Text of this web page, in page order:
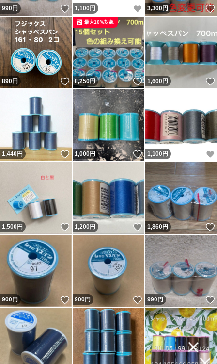
990円 いいね！
1,100 円 いいね！
3,300円
890円 いいね！
8,250円 いいね！
最大10%対象
1,600円
1,440円 いいね！
1,000円 いいね！
1,100 円
1,500円 いいね！
1,200円 いいね！
1,860円
900円 いいね！
900円 いいね！
990円